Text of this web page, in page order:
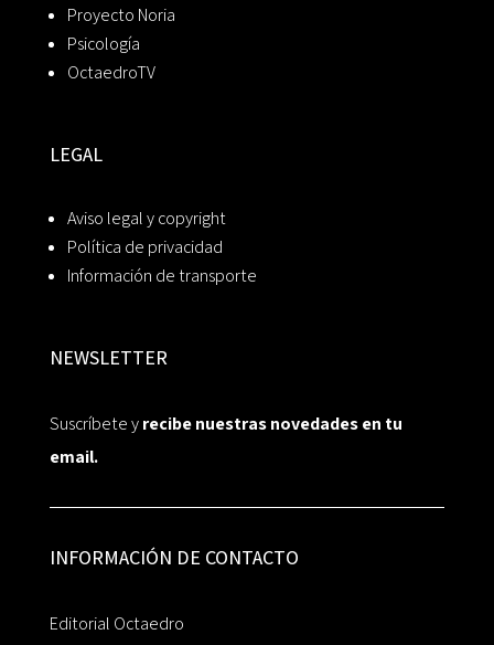
Proyecto Noria
Psicología
OctaedroTV
LEGAL
Aviso legal y copyright
Política de privacidad
Información de transporte
NEWSLETTER
Suscríbete yrecibe nuestras novedades en tu
email.
INFORMACIÓN DE CONTACTO
Editorial Octaedro